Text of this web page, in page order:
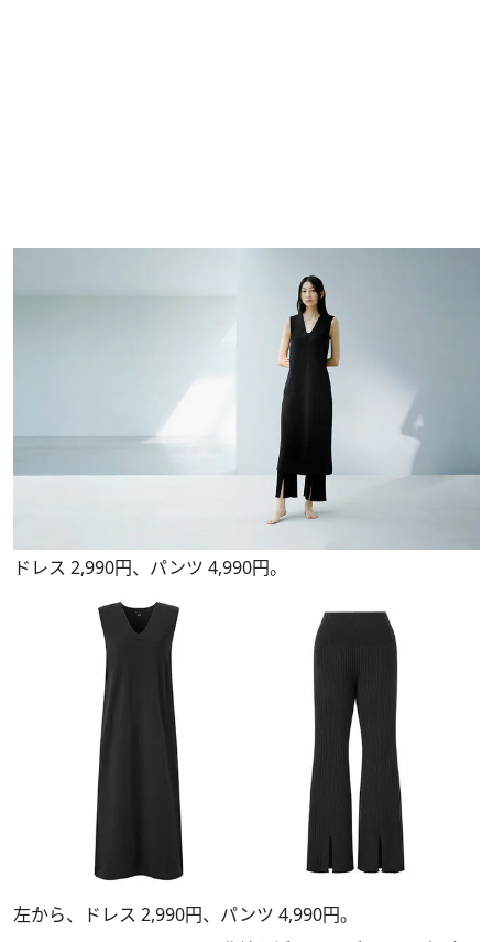
ドレス 2,990円、パンツ 4,990円。
左から、ドレス 2,990円、パンツ 4,990円。